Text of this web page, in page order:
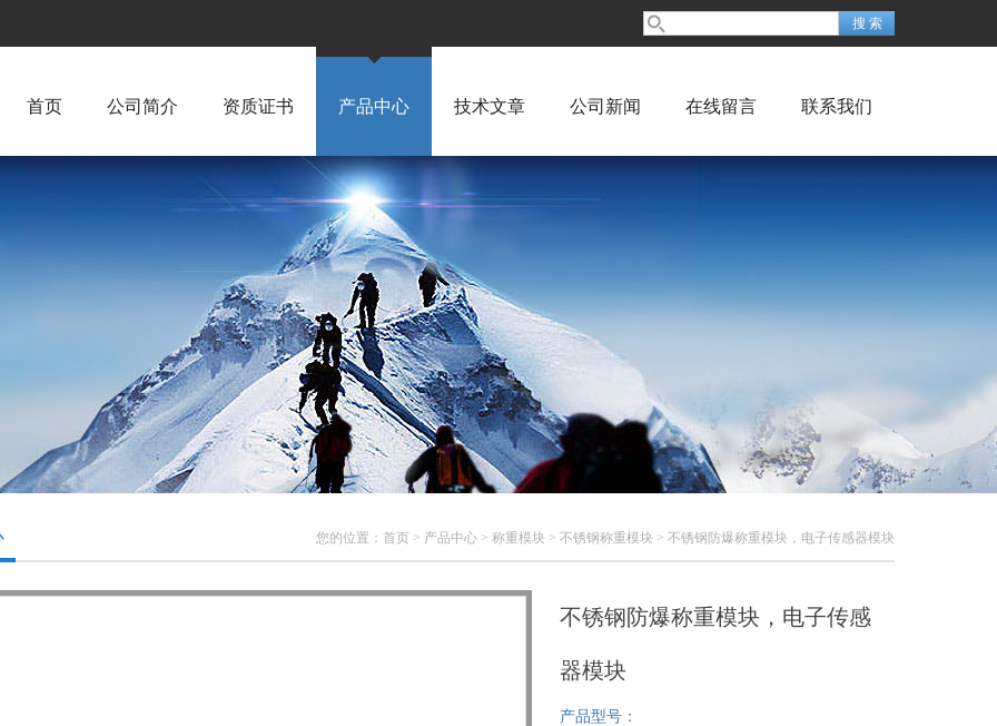
首页 公司简介 资质证书 产品中心 技术文章 公司新闻 在线留言 联系我们
您的位置： 首页 > 产品中心 > 称重模块 > 不锈钢称重模块 > 不锈钢防爆称重模块，电子传感器模块
不锈钢防爆称重模块，电子传感
器模块
产品型号：